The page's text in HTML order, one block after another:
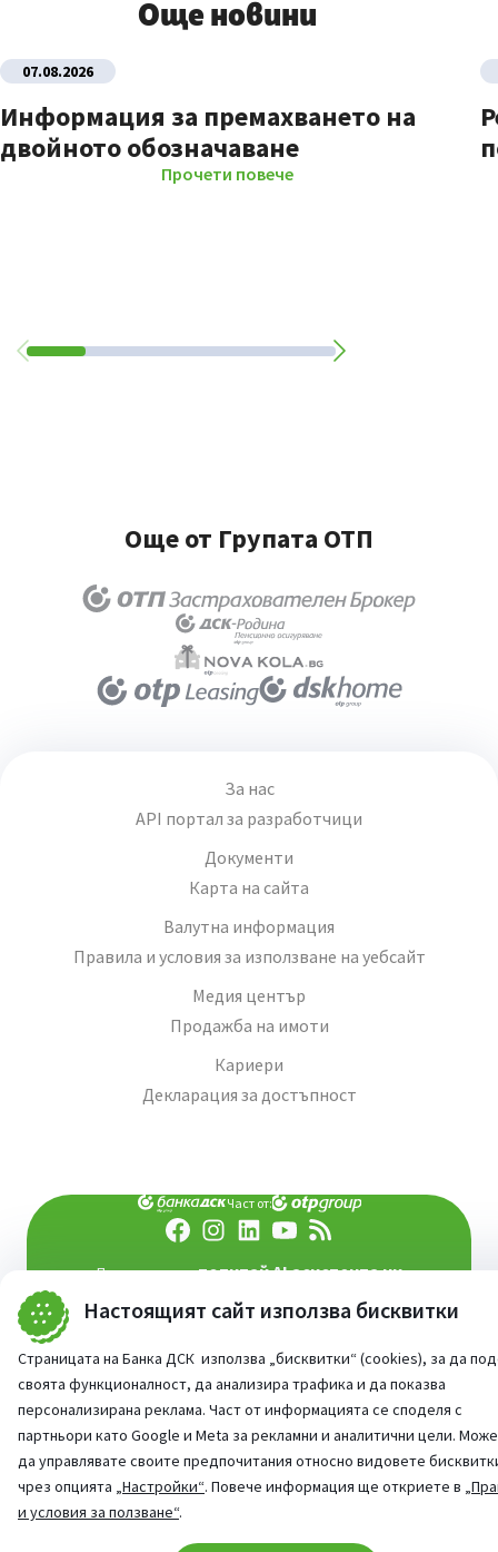
Настоящият сайт използва бисквитки
Страницата на Банка ДСК използва „бисквитки“ (cookies), за да
своята функционалност, да анализира трафика и да показва
персонализирана реклама. Част от информацията се споделя с
партньори като Google и Meta за рекламни и аналитични цели.
да управлявате своите предпочитания относно видовете
чрез опцията „Настройки“. Повече информация ще откриете в
и условия за ползване“.
Още новини
07.08.2026
Информация за премахването на
двойното обозначаване
Прочети повече
Още от Групата ОТП
За нас
API портал за разработчици
Документи
Карта на сайта
Валутна информация
Правила и условия за използване на уебсайт
Медия център
Продажба на имоти
Кариери
Декларация за достъпност
Част от:
При въпроси -попитай AI асистента ни
© 2026Всички права запазени
Сайт от:StudioX